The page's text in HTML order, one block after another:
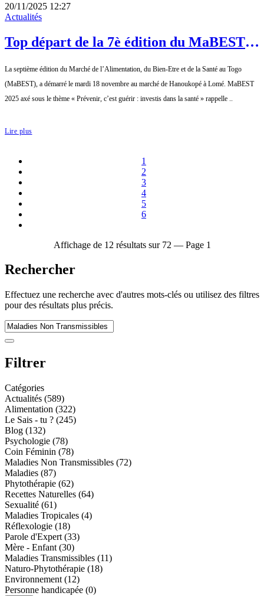
20/11/2025 12:27
Actualités
Top départ de la 7è édition du MaBEST :
marché de Hanoukopé
La septième édition du Marché de l’Alimentation, du Bien-Etre et de la Santé au Togo
(MaBEST), a démarré le mardi 18 novembre au marché de Hanoukopé à Lomé. MaBEST
2025 axé sous le thème « Prévenir, c’est guérir : investis dans la santé » rappelle ..
Lire plus
1
2
3
4
5
6
Affichage de 12 résultats sur 72 — Page 1
Rechercher
Effectuez une recherche avec d'autres mots-clés ou utilisez des filtres
pour des résultats plus précis.
Filtrer
Catégories
Actualités (589)
Alimentation (322)
Le Sais - tu ? (245)
Blog (132)
Psychologie (78)
Coin Féminin (78)
Maladies Non Transmissibles (72)
Maladies (87)
Phytothérapie (62)
Recettes Naturelles (64)
Sexualité (61)
Maladies Tropicales (4)
Réflexologie (18)
Parole d'Expert (33)
Mère - Enfant (30)
Maladies Transmissibles (11)
Naturo-Phytothérapie (18)
Environnement (12)
Personne handicapée (0)